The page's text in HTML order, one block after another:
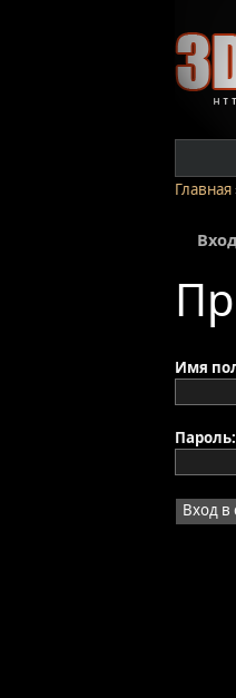
Главная
Имя
Пароль: